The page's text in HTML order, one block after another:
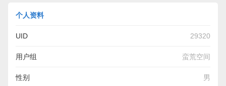
个人资料
UID 29320
用户组 蛮荒空间
性别 男